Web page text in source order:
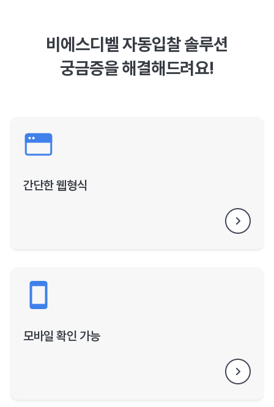
비에스디벨 자동입찰 솔루션
궁금증을 해결해드려요!
간단한 웹형식
모바일 확인 가능